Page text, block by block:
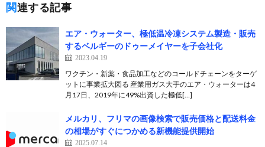
関連する記事
エア・ウォーター、極低温冷凍システム製造・販売
するベルギーのドゥーメイヤーを子会社化
2023.04.19
ワクチン・新薬・食品加工などのコールドチェーンをターゲ
ットに事業拡大図る 産業用ガス大手のエア・ウォーターは4
月17日、2019年に49%出資した極低[…]
メルカリ、フリマの画像検索で販売価格と配送料金
の相場がすぐにつかめる新機能提供開始
2025.07.14